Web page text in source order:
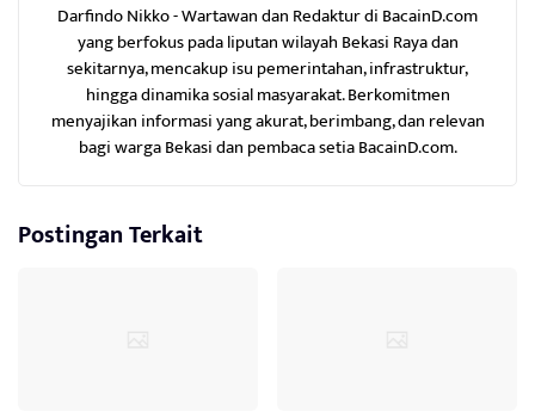
Darfindo Nikko - Wartawan dan Redaktur di BacainD.com
yang berfokus pada liputan wilayah Bekasi Raya dan
sekitarnya, mencakup isu pemerintahan, infrastruktur,
hingga dinamika sosial masyarakat. Berkomitmen
menyajikan informasi yang akurat, berimbang, dan relevan
bagi warga Bekasi dan pembaca setia BacainD.com.
Postingan Terkait